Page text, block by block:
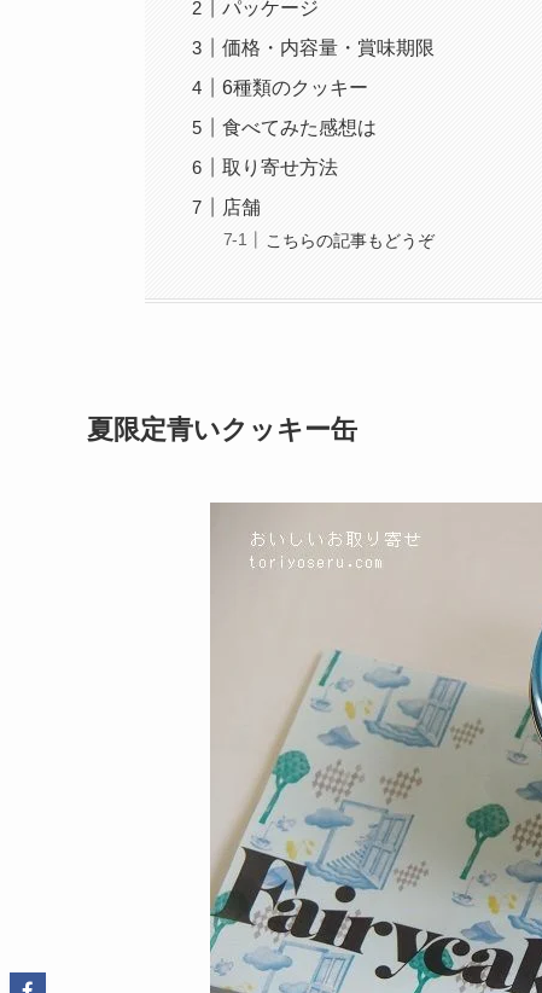
パッケージ
価格・内容量・賞味期限
6種類のクッキー
食べてみた感想は
取り寄せ方法
店舗
こちらの記事もどうぞ
夏限定青いクッキー缶